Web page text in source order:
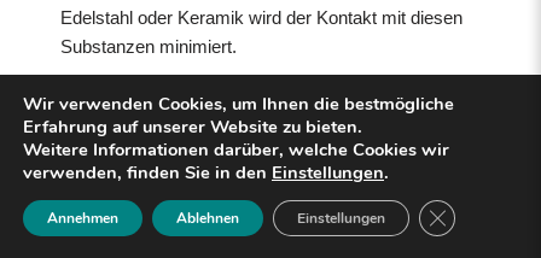
Edelstahl oder Keramik wird der Kontakt mit diesen
Substanzen minimiert.
Mehr Nährstoffe durch frische
und unverarbeitete
Lebensmittel
Wir verwenden Cookies, um Ihnen die bestmögliche
Erfahrung auf unserer Website zu bieten.
Weitere Informationen darüber, welche Cookies wir
verwenden, finden Sie in den Einstellungen.
Annehmen Ablehnen Einstellungen Close GDPR